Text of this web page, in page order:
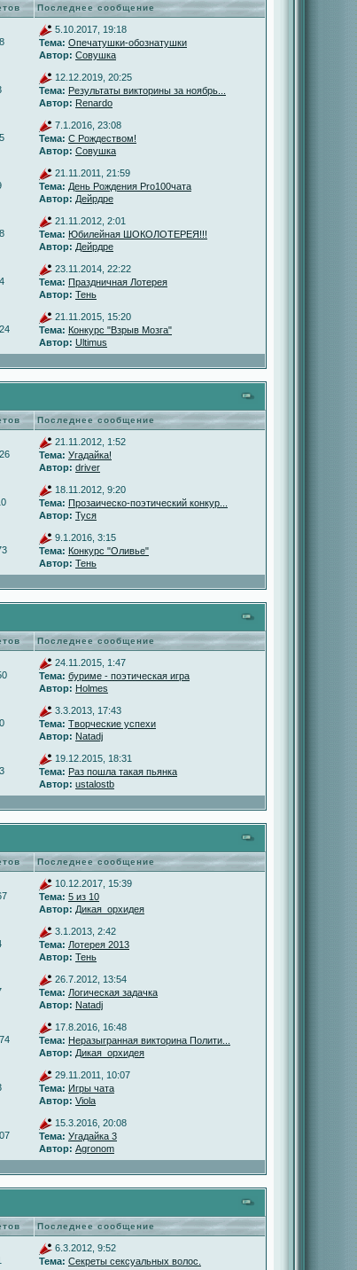
Последнее сообщение
5.10.2017, 19:18
Тема: Опечатушки-обознатушки
Автор: Совушка
12.12.2019, 20:25
Тема: Результаты викторины за ноябрь...
Автор: Renardo
7.1.2016, 23:08
Тема: С Рождеством!
Автор: Совушка
21.11.2011, 21:59
Тема: День Рождения Pro100чата
Автор: Дейрдре
21.11.2012, 2:01
Тема: Юбилейная ШОКОЛОТЕРЕЯ!!!
Автор: Дейрдре
23.11.2014, 22:22
Тема: Праздничная Лотерея
Автор: Тень
21.11.2015, 15:20
Тема: Конкурс "Взрыв Мозга"
Автор: Ultimus
Последнее сообщение
21.11.2012, 1:52
Тема: Угадайка!
Автор: driver
18.11.2012, 9:20
Тема: Прозаическо-поэтический конкур...
Автор: Туся
9.1.2016, 3:15
Тема: Конкурс "Оливье"
Автор: Тень
Последнее сообщение
24.11.2015, 1:47
Тема: буриме - поэтическая игра
Автор: Holmes
3.3.2013, 17:43
Тема: Творческие успехи
Автор: Natadj
19.12.2015, 18:31
Тема: Раз пошла такая пьянка
Автор: ustalostb
Последнее сообщение
10.12.2017, 15:39
Тема: 5 из 10
Автор: Дикая_орхидея
3.1.2013, 2:42
Тема: Лотерея 2013
Автор: Тень
26.7.2012, 13:54
Тема: Логическая задачка
Автор: Natadj
17.8.2016, 16:48
Тема: Неразыгранная викторина Полити...
Автор: Дикая_орхидея
29.11.2011, 10:07
Тема: Игры чата
Автор: Viola
15.3.2016, 20:08
Тема: Угадайка 3
Автор: Agronom
Последнее сообщение
6.3.2012, 9:52
Тема: Секреты сексуальных волос.